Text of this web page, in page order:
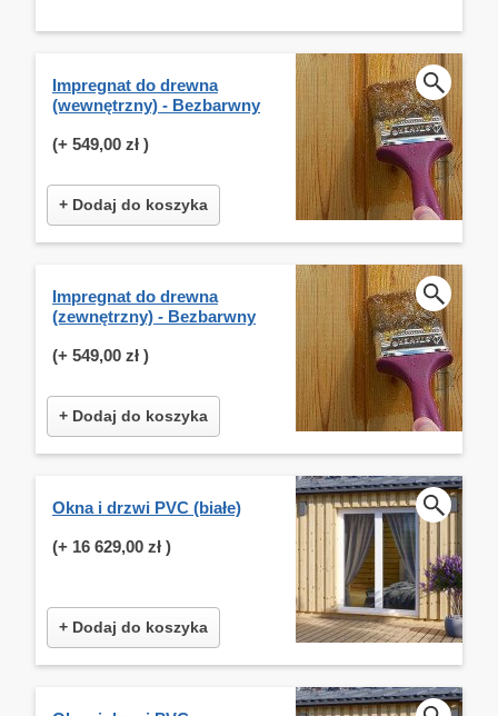
Impregnat do drewna
(wewnętrzny) - Bezbarwny
(+ 549,00 zł )
+ Dodaj do koszyka
Impregnat do drewna
(zewnętrzny) - Bezbarwny
(+ 549,00 zł )
+ Dodaj do koszyka
Okna i drzwi PVC (białe)
(+ 16 629,00 zł )
+ Dodaj do koszyka